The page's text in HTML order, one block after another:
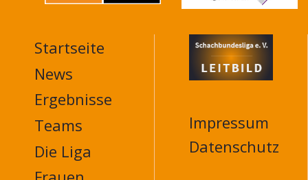
MAIN
NAVIGATION
FOOTER
Startseite
News
Ergebnisse
Teams
Die Liga
Impressum
Datenschutz